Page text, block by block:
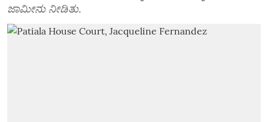
ಜಾಮೀನು ನೀಡಿತು.